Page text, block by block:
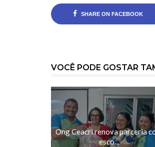
SHARE ON FACEBOOK
VOCÊ PODE GOSTAR
Ong Ceacri renova parceria
esco...